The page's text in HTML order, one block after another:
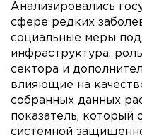
Анализировались
сфере редких
социальные меры
инфраструктура,
сектора и
влияющие на
собранных данных
показатель, который
системной